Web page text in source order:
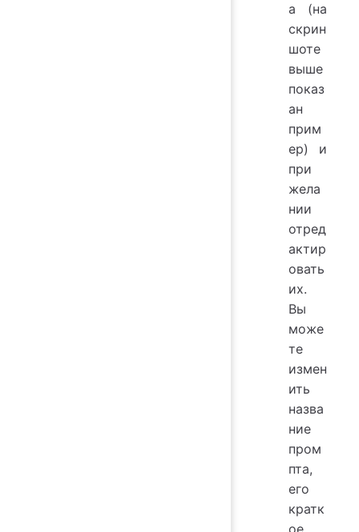
а (на
скрин
шоте
выше
показ
ан
прим
ер) и
при
жела
нии
отред
актир
овать
их.
Вы
може
те
измен
ить
назва
ние
пром
пта,
его
кратк